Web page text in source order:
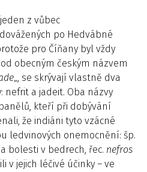
z vůbec
po Hedvábné
pro Číňany byl vždy
obecným českým názvem
„, se skrývají vlastně dva
a jadeit. Oba názvy
kteří při dobývání
že indiáni tyto vzácné
ledvinových onemocnění: šp.
bolesti v bedrech, řec. nefros
v jejich léčivé účinky – ve